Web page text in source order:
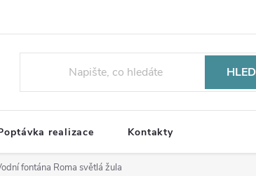
realizace Kontakty
fontána Roma světlá žula